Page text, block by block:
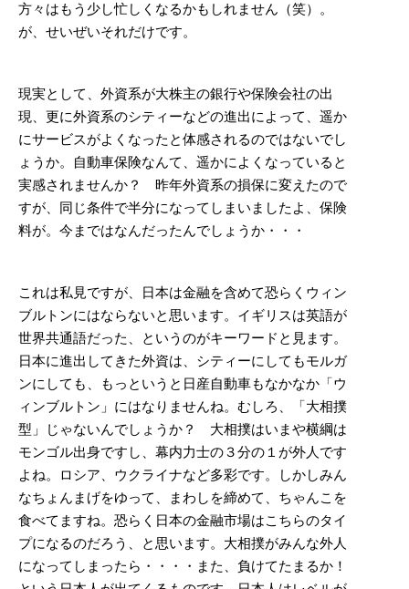
方々はもう少し忙しくなるかもしれません（笑）。
が、せいぜいそれだけです。
現実として、外資系が大株主の銀行や保険会社の出
現、更に外資系のシティーなどの進出によって、遥か
にサービスがよくなったと体感されるのではないでし
ょうか。自動車保険なんて、遥かによくなっていると
実感されませんか？ 昨年外資系の損保に変えたので
すが、同じ条件で半分になってしまいましたよ、保険
料が。今まではなんだったんでしょうか・・・
これは私見ですが、日本は金融を含めて恐らくウィン
ブルトンにはならないと思います。イギリスは英語が
世界共通語だった、というのがキーワードと見ます。
日本に進出してきた外資は、シティーにしてもモルガ
ンにしても、もっというと日産自動車もなかなか「ウ
ィンブルトン」にはなりませんね。むしろ、「大相撲
型」じゃないんでしょうか？ 大相撲はいまや横綱は
モンゴル出身ですし、幕内力士の３分の１が外人です
よね。ロシア、ウクライナなど多彩です。しかしみん
なちょんまげをゆって、まわしを締めて、ちゃんこを
食べてますね。恐らく日本の金融市場はこちらのタイ
プになるのだろう、と思います。大相撲がみんな外人
になってしまったら・・・・また、負けてたまるか！